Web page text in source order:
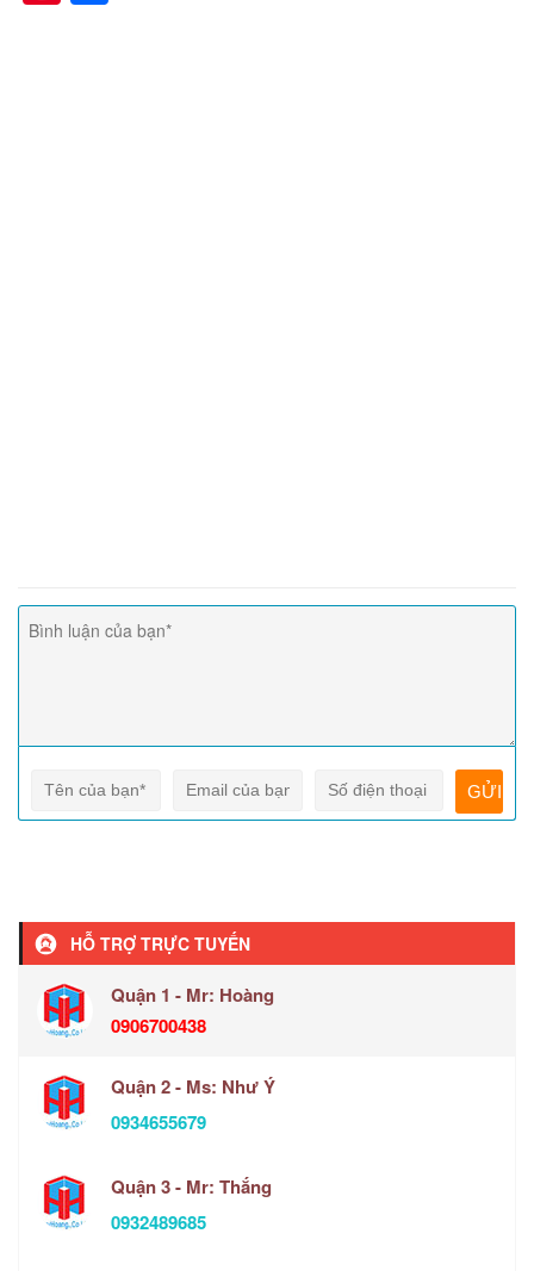
HỖ TRỢ TRỰC TUYẾN
Quận 1 - Mr: Hoàng
0906700438
Quận 2 - Ms: Như Ý
0934655679
Quận 3 - Mr: Thắng
0932489685